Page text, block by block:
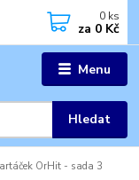
Menu
Hledat
0 ks
za 0 Kč
OrHit - sada 3